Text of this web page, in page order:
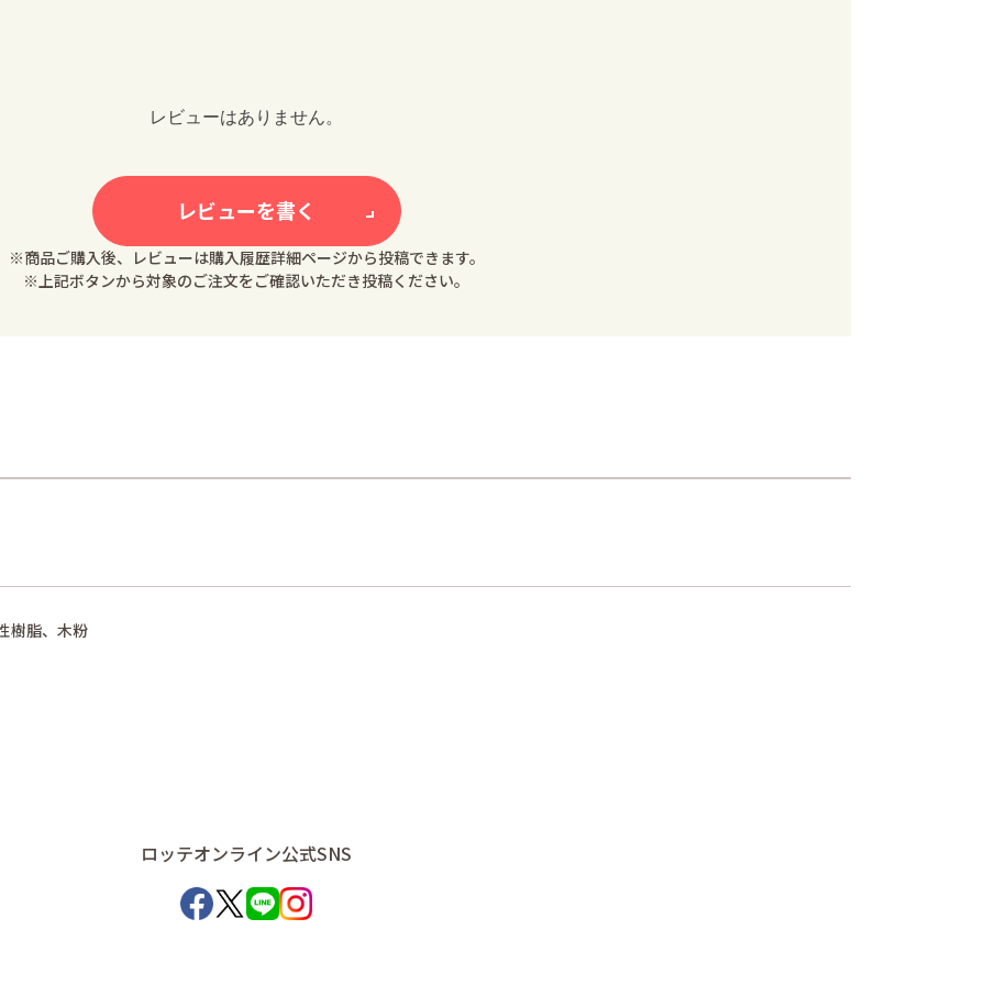
レビューはありません。
レビューを書く
※商品ご購入後、レビューは購入履歴詳細ページから投稿できます。
※上記ボタンから対象のご注文をご確認いただき投稿ください。
樹脂、木粉
ロッテオンライン公式SNS